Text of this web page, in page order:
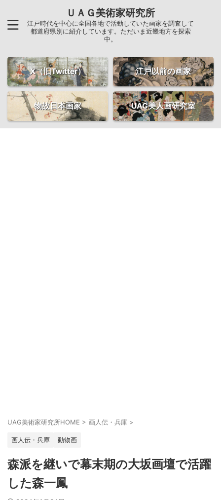
ＵＡＧ美術家研究所
江戸時代を中心に全国各地で活動していた画家を調査して
都道府県別に紹介しています。ただいま近畿地方を探索
中。
X（旧Twitter） 江戸以前の画家
物故日本画家 UAG美人画研究室
UAG美術家研究所HOME > 画人伝・兵庫 >
画人伝・兵庫 動物画
森派を継いで幕末期の大坂画壇で活躍
した森一鳳